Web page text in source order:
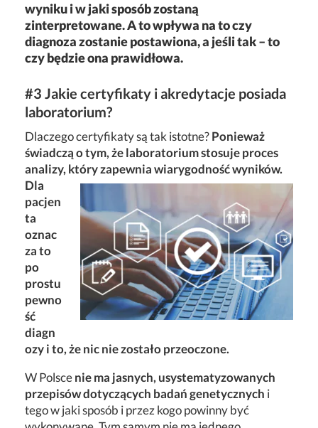
wyniku i w jaki sposób zostaną
zinterpretowane. A to wpływa na to czy
diagnoza zostanie postawiona, a jeśli tak – to
czy będzie ona prawidłowa.
#3 Jakie certyfikaty i akredytacje posiada
laboratorium?
Dlaczego certyfikaty są tak istotne?Ponieważ
świadczą o tym, że laboratorium stosuje proces
analizy, który zapewnia wiarygodność wyników.
Dla
pacjen
ta
oznac
za to
po
prostu
pewno
ść
diagn
ozy i to, że nic nie zostało przeoczone.
W Polscenie ma jasnych, usystematyzowanych
przepisów dotyczących badań genetycznych i
tego w jaki sposób i przez kogo powinny być